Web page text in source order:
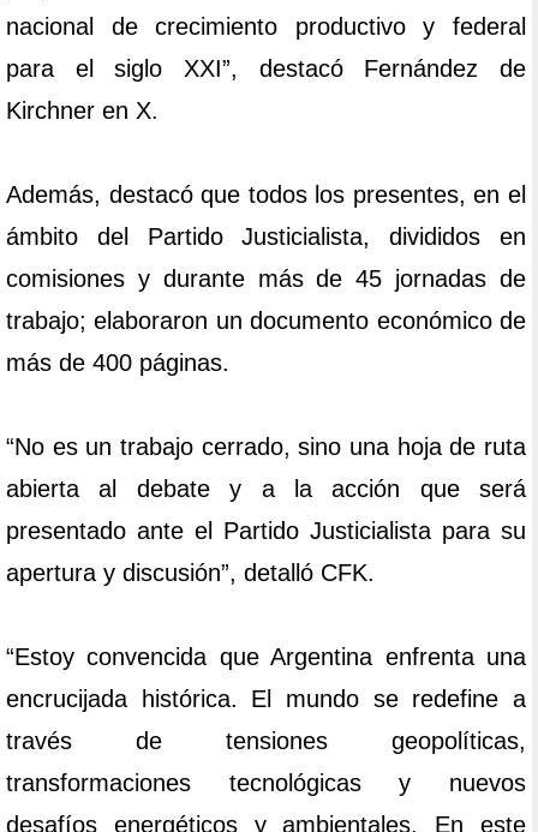
nacional de crecimiento productivo y federal
para el siglo XXI”, destacó Fernández de
Kirchner en X.
Además, destacó que todos los presentes, en el
ámbito del Partido Justicialista, divididos en
comisiones y durante más de 45 jornadas de
trabajo; elaboraron un documento económico de
más de 400 páginas.
“No es un trabajo cerrado, sino una hoja de ruta
abierta al debate y a la acción que será
presentado ante el Partido Justicialista para su
apertura y discusión”, detalló CFK.
“Estoy convencida que Argentina enfrenta una
encrucijada histórica. El mundo se redefine a
través de tensiones geopolíticas,
transformaciones tecnológicas y nuevos
desafíos energéticos y ambientales. En este